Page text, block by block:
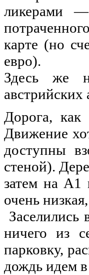
ликерами
карте (но
евро).
Здесь же
австрийских
Дорога, как
Движение
доступны
стеной).
затем на А1
очень
Заселились
ничего из
парковку,
дождь идем